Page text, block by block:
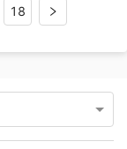
18